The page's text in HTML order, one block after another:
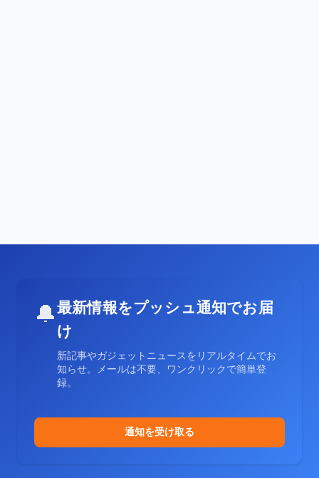
🔔最新情報をプッシュ通知でお届
け
新記事やガジェットニュースをリアルタイムでお
知らせ。メールは不要、ワンクリックで簡単登
録。
通知を受け取る